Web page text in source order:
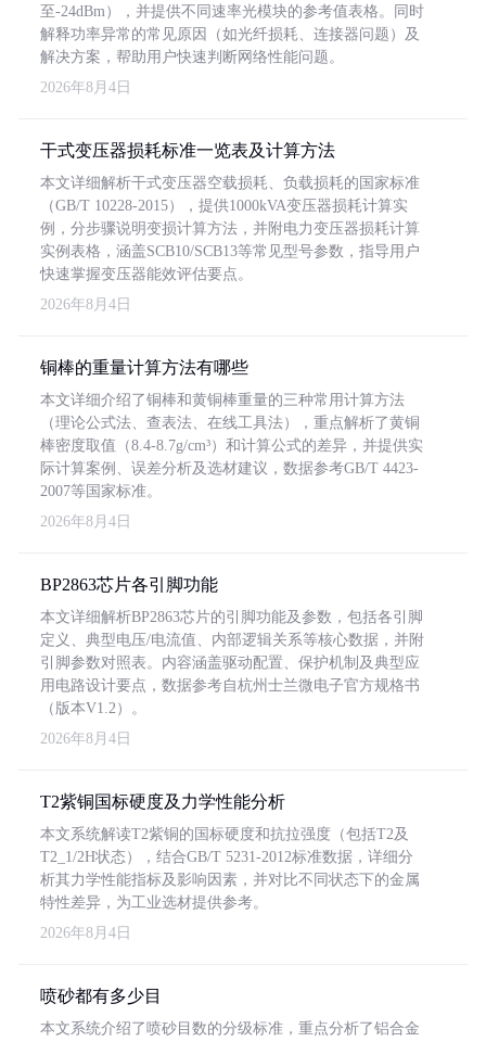
至-24dBm），并提供不同速率光模块的参考值表格。同时
解释功率异常的常见原因（如光纤损耗、连接器问题）及
解决方案，帮助用户快速判断网络性能问题。
2026年8月4日
干式变压器损耗标准一览表及计算方法
本文详细解析干式变压器空载损耗、负载损耗的国家标准
（GB/T 10228-2015），提供1000kVA变压器损耗计算实
例，分步骤说明变损计算方法，并附电力变压器损耗计算
实例表格，涵盖SCB10/SCB13等常见型号参数，指导用户
快速掌握变压器能效评估要点。
2026年8月4日
铜棒的重量计算方法有哪些
本文详细介绍了铜棒和黄铜棒重量的三种常用计算方法
（理论公式法、查表法、在线工具法），重点解析了黄铜
棒密度取值（8.4-8.7g/cm³）和计算公式的差异，并提供实
际计算案例、误差分析及选材建议，数据参考GB/T 4423-
2007等国家标准。
2026年8月4日
BP2863芯片各引脚功能
本文详细解析BP2863芯片的引脚功能及参数，包括各引脚
定义、典型电压/电流值、内部逻辑关系等核心数据，并附
引脚参数对照表。内容涵盖驱动配置、保护机制及典型应
用电路设计要点，数据参考自杭州士兰微电子官方规格书
（版本V1.2）。
2026年8月4日
T2紫铜国标硬度及力学性能分析
本文系统解读T2紫铜的国标硬度和抗拉强度（包括T2及
T2_1/2H状态），结合GB/T 5231-2012标准数据，详细分
析其力学性能指标及影响因素，并对比不同状态下的金属
特性差异，为工业选材提供参考。
2026年8月4日
喷砂都有多少目
本文系统介绍了喷砂目数的分级标准，重点分析了铝合金